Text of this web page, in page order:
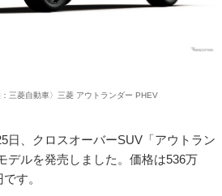
三菱自動車〉三菱 アウトランダー PHEV
日、クロスオーバーSUV「アウトラン
デルを発売しました。価格は536万
す。